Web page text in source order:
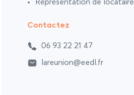
Représentation de locataire
Contactez
06 93 22 21 47
lareunion@eedl.fr